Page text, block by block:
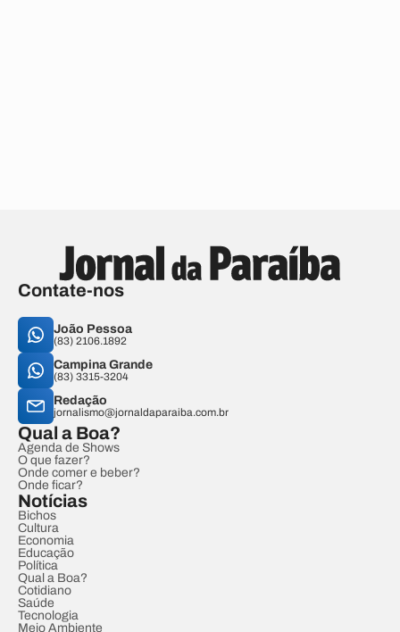
Contate-nos
João Pessoa
(83) 2106.1892
Campina Grande
(83) 3315-3204
Redação
jornalismo@jornaldaparaiba.com.br
Qual a Boa?
Agenda de Shows
O que fazer?
Onde comer e beber?
Onde ficar?
Notícias
Bichos
Cultura
Economia
Educação
Política
Qual a Boa?
Cotidiano
Saúde
Tecnologia
Meio Ambiente